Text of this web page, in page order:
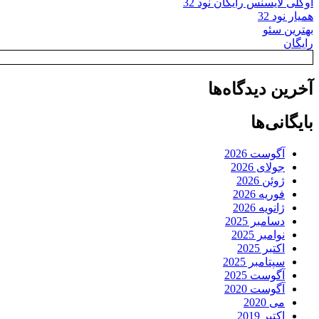
همیار نود 32
بهترین سئو
رایگان
آخرین دیدگاه‌ها
بایگانی‌ها
آگوست 2026
جولای 2026
ژوئن 2026
فوریه 2026
ژانویه 2026
دسامبر 2025
نوامبر 2025
اکتبر 2025
سپتامبر 2025
آگوست 2025
آگوست 2020
می 2020
اکتبر 2019